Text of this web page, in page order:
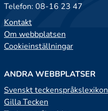
Telefon: 08-16 23 47
Kontakt
Om webbplatsen
Cookieinställningar
ANDRA WEBBPLATSER
Svenskt teckenspråkslexikon
Gilla Tecken